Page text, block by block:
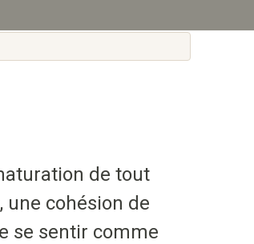
de tout
cohésion de
se sentir comme